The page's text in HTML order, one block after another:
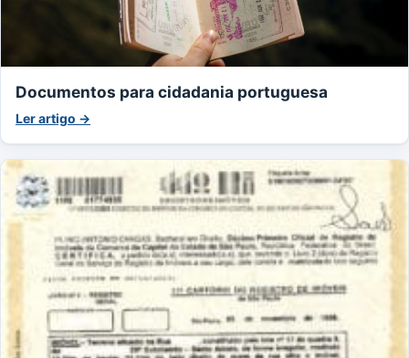
Documentos para cidadania portuguesa
Ler artigo →